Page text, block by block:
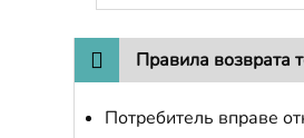
Правила возврата
Потребитель вправе